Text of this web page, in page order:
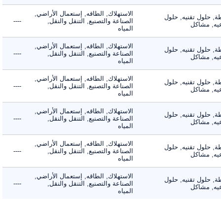
حلول تقنيه, حلول
مشاكل
الاستهلاك, الطاقه, إستعمال الأراضي,
الصناعة والتصنيع, التنقل والنقل,
المياه
----
حلول تقنيه, حلول
مشاكل
الاستهلاك, الطاقه, إستعمال الأراضي,
الصناعة والتصنيع, التنقل والنقل,
المياه
----
حلول تقنيه, حلول
مشاكل
الاستهلاك, الطاقه, إستعمال الأراضي,
الصناعة والتصنيع, التنقل والنقل,
المياه
----
حلول تقنيه, حلول
مشاكل
الاستهلاك, الطاقه, إستعمال الأراضي,
الصناعة والتصنيع, التنقل والنقل,
المياه
----
حلول تقنيه, حلول
مشاكل
الاستهلاك, الطاقه, إستعمال الأراضي,
الصناعة والتصنيع, التنقل والنقل,
المياه
----
حلول تقنيه, حلول
مشاكل
الاستهلاك, الطاقه, إستعمال الأراضي,
الصناعة والتصنيع, التنقل والنقل,
المياه
----